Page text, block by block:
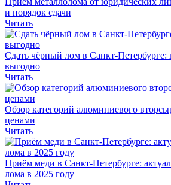
и порядок сдачи
Читать
Сдать чёрный лом в Санкт-Петербурге:
выгодно
Читать
Обзор категорий алюминиевого
ценами
Читать
Приём меди в Санкт-Петербурге:
лома в 2025 году